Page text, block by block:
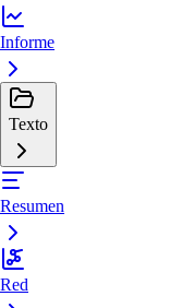
Informe
Texto
Resumen
Red